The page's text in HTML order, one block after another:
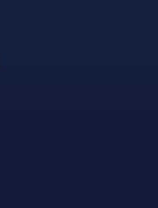
usages pour les